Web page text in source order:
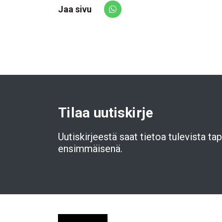
Jaa sivu
Share via Whatsapp
Tilaa uutiskirje
Uutiskirjeestä saat tietoa tulevista
ensimmäisenä.